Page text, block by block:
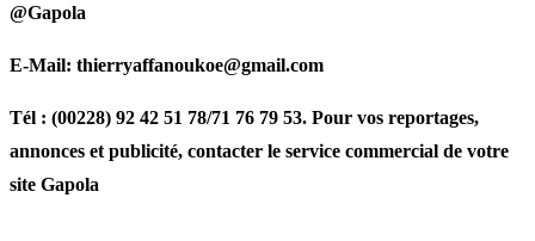
@Gapola
E-Mail: thierryaffanoukoe@gmail.com
Tél : (00228) 92 42 51 78/71 76 79 53. Pour vos reportages,
annonces et publicité, contacter le service commercial de votre
site Gapola